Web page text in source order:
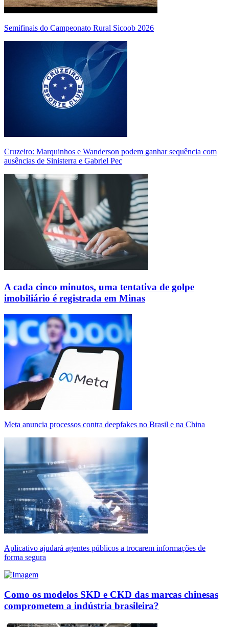
Semifinais do Campeonato Rural Sicoob 2026
Cruzeiro: Marquinhos e Wanderson podem ganhar sequência com
ausências de Sinisterra e Gabriel Pec
A cada cinco minutos, uma tentativa de golpe
imobiliário é registrada em Minas
Meta anuncia processos contra deepfakes no Brasil e na China
Aplicativo ajudará agentes públicos a trocarem informações de
forma segura
Como os modelos SKD e CKD das marcas chinesas
comprometem a indústria brasileira?